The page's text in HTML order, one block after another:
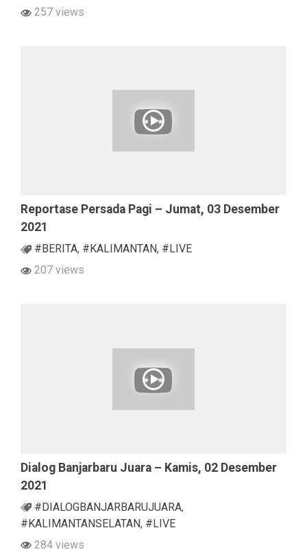
257 views
Reportase Persada Pagi – Jumat, 03 Desember
2021
#BERITA, #KALIMANTAN, #LIVE
207 views
Dialog Banjarbaru Juara – Kamis, 02 Desember
2021
#DIALOGBANJARBARUJUARA,
#KALIMANTANSELATAN, #LIVE
284 views